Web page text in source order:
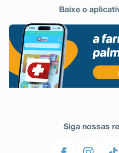
Baixe o
Siga nossas